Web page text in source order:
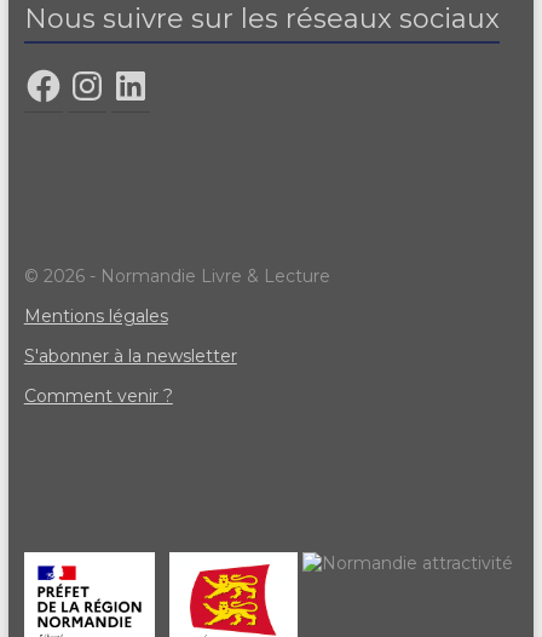
Nous suivre sur les réseaux sociaux
© 2026 - Normandie Livre & Lecture
Mentions légales
S'abonner à la newsletter
Comment venir ?